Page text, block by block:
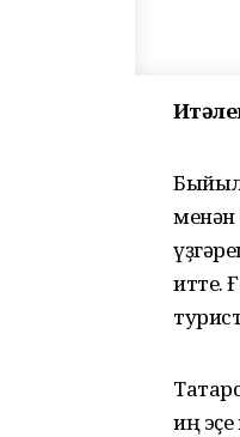
менән
итте.
иң